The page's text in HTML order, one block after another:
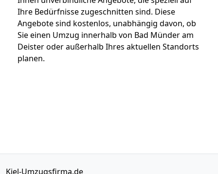
Ihre Bedürfnisse zugeschnitten sind. Diese
Angebote sind kostenlos, unabhängig davon, ob
Sie einen Umzug innerhalb von Bad Münder am
Deister oder außerhalb Ihres aktuellen Standorts
planen.
Kiel-Umzugsfirma.de